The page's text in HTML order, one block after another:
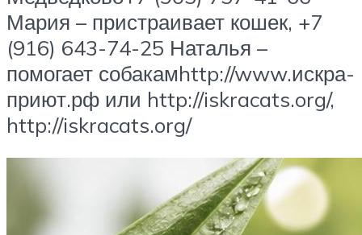
Мария – пристраивает кошек, +7
(916) 643-74-25 Наталья –
помогает собакамhttp://www.искра-
приют.рф или http://iskracats.org/,
http://iskracats.org/